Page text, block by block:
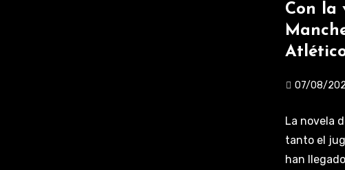
Con la
07/08/
La novela
tanto el
han